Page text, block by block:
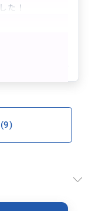
た！